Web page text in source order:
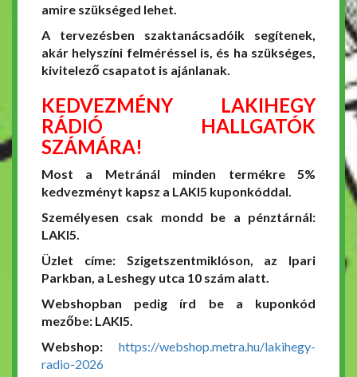
amire szükséged lehet.
A tervezésben szaktanácsadóik segítenek,
akár helyszíni felméréssel is, és ha szükséges,
kivitelező csapatot is ajánlanak.
KEDVEZMÉNY LAKIHEGY
RÁDIÓ HALLGATÓK
SZÁMÁRA!
Most a Metránál minden termékre 5%
kedvezményt kapsz a LAKI5 kuponkóddal.
Személyesen csak mondd be a pénztárnál:
LAKI5.
Üzlet címe: Szigetszentmiklóson, az Ipari
Parkban, a Leshegy utca 10 szám alatt.
Webshopban pedig írd be a kuponkód
mezőbe: LAKI5.
Webshop: https://webshop.metra.hu/lakihegy-
radio-2026